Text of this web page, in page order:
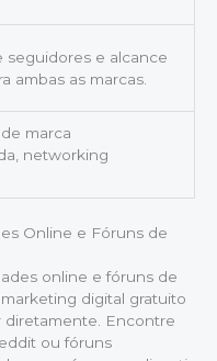
seguidores e alcance
ambas as marcas.
marca
networking
Online e Fóruns de
online e fóruns de
digital gratuito
diretamente. Encontre
ou fóruns